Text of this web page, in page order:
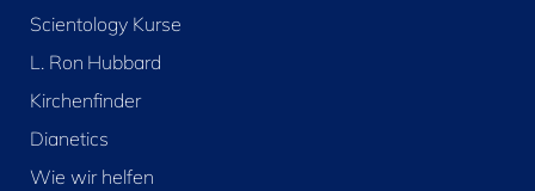
Scientology Kurse
L. Ron Hubbard
Kirchenfinder
Dianetics
Wie wir helfen